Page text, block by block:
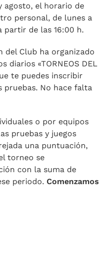
agosto, el horario de
personal, de lunes a
partir de las 16:00 h.
del Club ha organizado
diarios «TORNEOS DEL
te puedes inscribir
pruebas. No hace falta
o por equipos
pruebas y juegos
una puntuación,
torneo se
con la suma de
periodo. Comenzamos